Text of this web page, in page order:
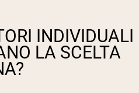
INDIVIDUALI
LA SCELTA